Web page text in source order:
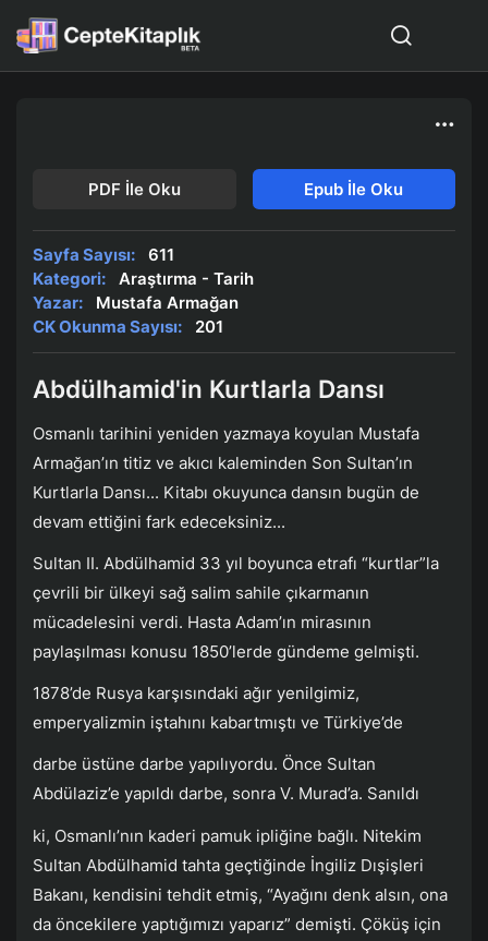
PDF İle Oku Epub İle Oku
Sayfa Sayısı:
611
Kategori:
Araştırma - Tarih
Yazar:
Mustafa Armağan
CK Okunma Sayısı:
201
Abdülhamid'in Kurtlarla Dansı
Osmanlı tarihini yeniden yazmaya koyulan Mustafa
Armağan’ın titiz ve akıcı kaleminden Son Sultan’ın
Kurtlarla Dansı... Kitabı okuyunca dansın bugün de
devam ettiğini fark edeceksiniz...
Sultan II. Abdülhamid 33 yıl boyunca etrafı “kurtlar”la
çevrili bir ülkeyi sağ salim sahile çıkarmanın
mücadelesini verdi. Hasta Adam’ın mirasının
paylaşılması konusu 1850’lerde gündeme gelmişti.
1878’de Rusya karşısındaki ağır yenilgimiz,
emperyalizmin iştahını kabartmıştı ve Türkiye’de
darbe üstüne darbe yapılıyordu. Önce Sultan
Abdülaziz’e yapıldı darbe, sonra V. Murad’a. Sanıldı
ki, Osmanlı’nın kaderi pamuk ipliğine bağlı. Nitekim
Sultan Abdülhamid tahta geçtiğinde İngiliz Dışişleri
Bakanı, kendisini tehdit etmiş, “Ayağını denk alsın, ona
da öncekilere yaptığımızı yaparız” demişti. Çöküş için